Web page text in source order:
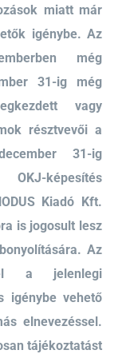
miatt már
igénybe. Az
még
31-ig még
vagy
résztvevői a
31-ig
képesítés
Kiadó Kft.
is jogosult lesz
Az
a jelenlegi
igénybe vehető
elnevezéssel.
tájékoztatást